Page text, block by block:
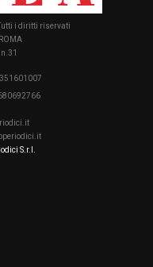
i diritti riservati
S.r.l.